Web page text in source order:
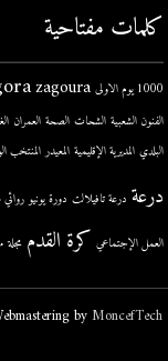
كلمات مفتاحية
1000 يوم الاولى zagoura
الفنون الشعبية الشحات الصحة العمران
البلدي المديرية الإقليمية المعيدر المنتخب
درعة درعة تافيلالت دورة يونيو
العمل الإجتماعي كرة القدم مجلة
byMoncefTech